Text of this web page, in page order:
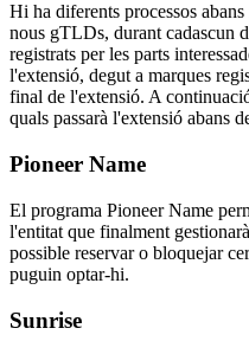
Hi ha diferents processos
nous gTLDs, durant cadascun
registrats per les parts
l'extensió, degut a marques
final de l'extensió. A
quals passarà l'extensió abans
Pioneer Name
El programa Pioneer Name
l'entitat que finalment
possible reservar o bloquejar
puguin optar-hi.
Sunrise